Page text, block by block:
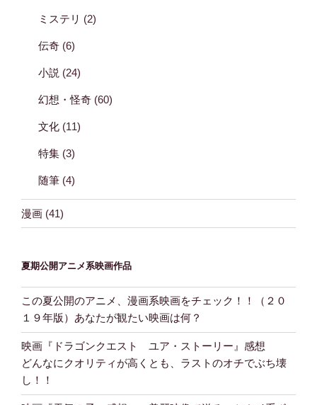
ミステリ (2)
伝奇 (6)
小説 (24)
幻想・怪奇 (60)
文化 (11)
特集 (3)
随筆 (4)
漫画 (41)
夏期公開アニメ系映画作品
この夏公開のアニメ、漫画系映画をチェック！！（２０
１９年版）あなたが観たい映画は何？
映画『ドラゴンクエスト ユア・ストーリー』感想
どんなにクオリティが高くとも、ラストのオチでぶち壊
し！！